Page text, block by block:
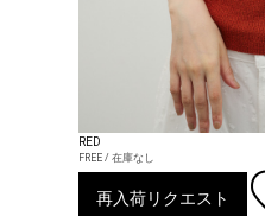
RED
FREE / 在庫なし
再入荷リクエスト